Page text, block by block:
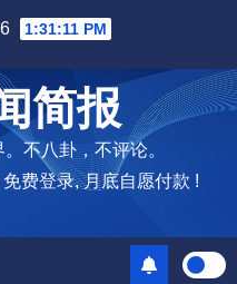
1:31:12 PM
简报
不八卦，不评论。
费登录, 月底自愿付款 !